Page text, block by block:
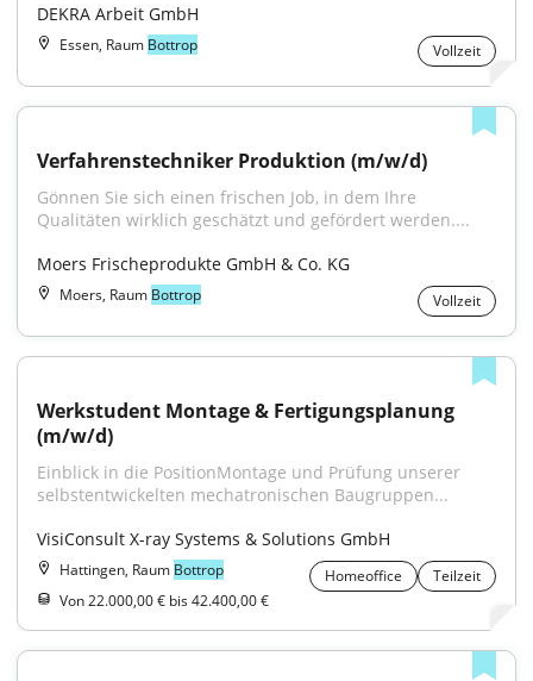
DEKRA Arbeit GmbH
Essen, Raum Bottrop Vollzeit
Verfahrenstechniker Produktion (m/w/d)
Gönnen Sie sich einen frischen Job, in dem Ihre
Qualitäten wirklich geschätzt und gefördert werden....
Moers Frischeprodukte GmbH & Co. KG
Moers, Raum Bottrop Vollzeit
Werkstudent Montage & Fertigungsplanung
(m/w/d)
Einblick in die PositionMontage und Prüfung unserer
selbstentwickelten mechatronischen Baugruppen...
VisiConsult X-ray Systems & Solutions GmbH
Hattingen, Raum Bottrop Homeoffice
Teilzeit
Von 22.000,00 € bis 42.400,00 €